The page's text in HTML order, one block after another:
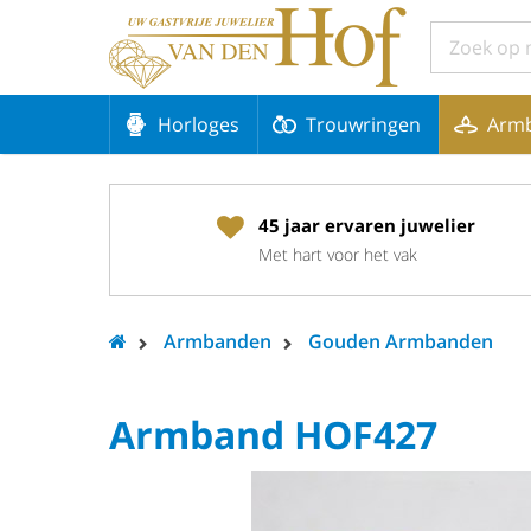
Horloges Trouwringen
45 jaar ervaren juwelier
Met hart voor het vak
Armbanden Gouden Armbanden
Armband HOF427